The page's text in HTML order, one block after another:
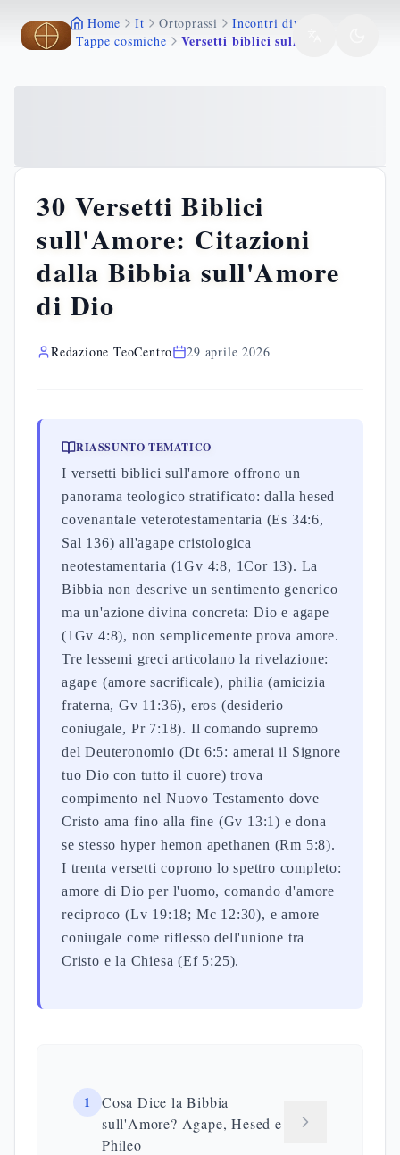
Vai al contenuto principale
Home It Ortoprassi
Incontri divini
Tappe cosmiche
30 Versetti Biblici
sull'Amore: Citazioni
dalla Bibbia sull'Amore
di Dio
Redazione TeoCentro 29 aprile 2026
RIASSUNTO TEMATICO
I versetti biblici sull'amore offrono un
panorama teologico stratificato: dalla hesed
covenantale veterotestamentaria (Es 34:6,
Sal 136) all'agape cristologica
neotestamentaria (1Gv 4:8, 1Cor 13). La
Bibbia non descrive un sentimento generico
ma un'azione divina concreta: Dio e agape
(1Gv 4:8), non semplicemente prova amore.
Tre lessemi greci articolano la rivelazione:
agape (amore sacrificale), philia (amicizia
fraterna, Gv 11:36), eros (desiderio
coniugale, Pr 7:18). Il comando supremo
del Deuteronomio (Dt 6:5: amerai il Signore
tuo Dio con tutto il cuore) trova
compimento nel Nuovo Testamento dove
Cristo ama fino alla fine (Gv 13:1) e dona
se stesso hyper hemon apethanen (Rm 5:8).
I trenta versetti coprono lo spettro completo:
amore di Dio per l'uomo, comando d'amore
reciproco (Lv 19:18; Mc 12:30), e amore
coniugale come riflesso dell'unione tra
Cristo e la Chiesa (Ef 5:25).
1
Cosa Dice la Bibbia
sull'Amore? Agape, Hesed e
Phileo
Vai al contenuto principale